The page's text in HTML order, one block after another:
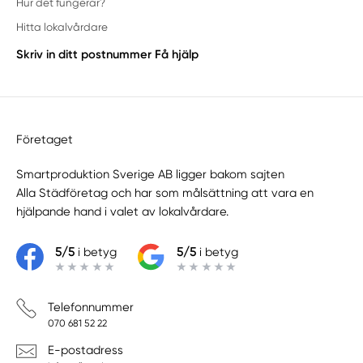
Hur det fungerar?
Hitta lokalvårdare
Skriv in ditt postnummer Få hjälp
Företaget
Smartproduktion Sverige AB ligger bakom sajten
Alla Städföretag och har som målsättning att vara en
hjälpande hand i valet av lokalvårdare.
5/5i betyg 5/5i betyg
Telefonnummer
070 681 52 22
E-postadress